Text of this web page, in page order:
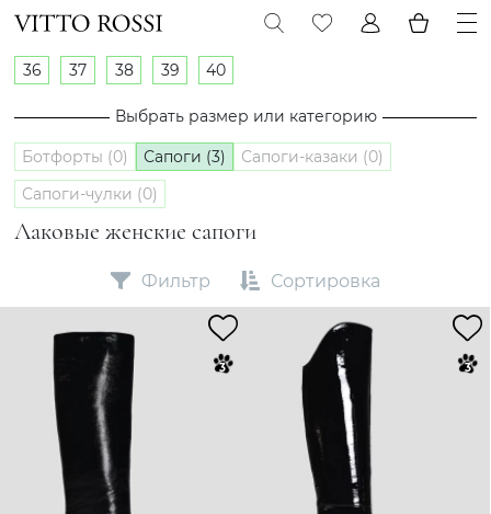
Лаковые женские сапоги
36 37 38 39 40
Выбрать размер или категорию
Ботфорты (0) Сапоги (3)
Сапоги-казаки (0)
Сапоги-чулки (0)
Фильтр Сортировка